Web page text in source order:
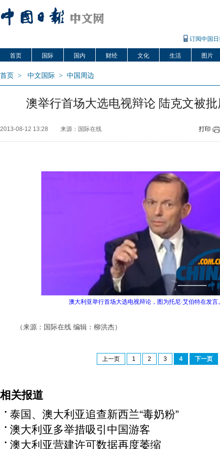
订阅中国
首页 国际 国内 财经 文化 生活 图片
首页 > 中文国际 > 中国周边
澳举行首场大选电视辩论 陆克文被
2013-08-12 13:28 来源：国际在线 打印
澳大利亚举行首场大选电视辩论，图为托尼·艾伯特在发
（来源：国际在线 编辑：柳洪杰）
上一页 1 2 3 4 下一页
相关报道
泰国、澳大利亚追查新西兰“毒奶粉”
澳大利亚多举措吸引中国游客
澳大利亚营建许可数据再度萎缩